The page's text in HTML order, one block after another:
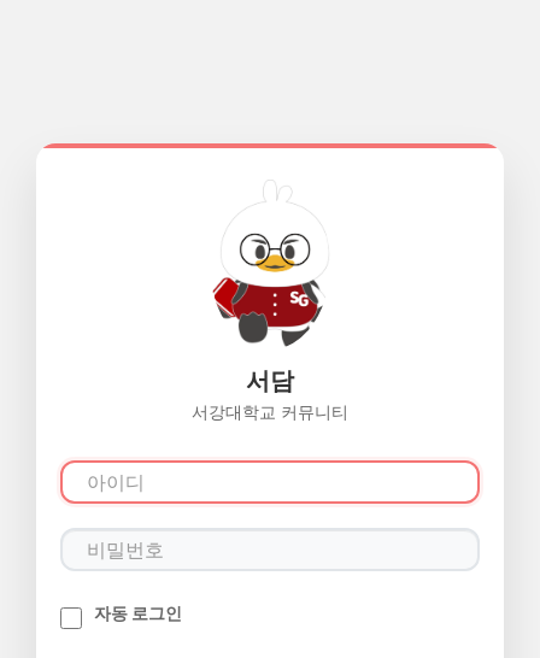
서담
서강대학교 커뮤니티
자동 로그인